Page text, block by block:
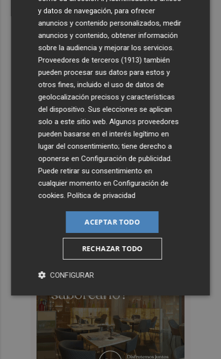
y datos de navegación, para ofrecer
anuncios y contenido personalizados, medir
anuncios y contenido, obtener información
sobre la audiencia y mejorar los servicios.
Proveedores de terceros (1913) también
pueden procesar sus datos para estos y
otros fines, incluido el uso de datos de
geolocalización precisos y características
del dispositivo. Sus elecciones se aplican
solo a este sitio web. Algunos proveedores
pueden basarse en el interés legítimo en
lugar del consentimiento; tiene derecho a
oponerse enConfiguración de publicidad.
Puede retirar su consentimiento en
cualquier momento enConfiguración de
cookies.Política de privacidad
ACEPTAR TODO
RECHAZAR TODO
CONFIGURAR